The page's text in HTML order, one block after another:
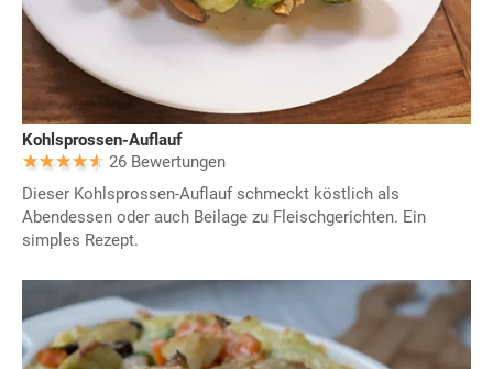
Kohlsprossen-Auflauf
26 Bewertungen
Dieser Kohlsprossen-Auflauf schmeckt köstlich als
Abendessen oder auch Beilage zu Fleischgerichten. Ein
simples Rezept.